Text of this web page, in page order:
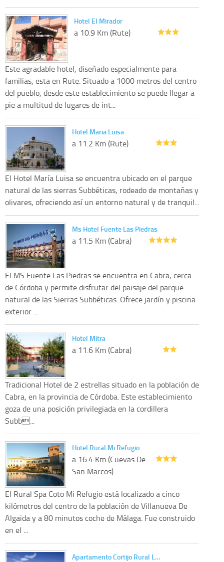
Hotel El Mirador
a 10.9 Km (Rute)
Este agradable hotel, diseñado especialmente para
familias, esta en Rute. Situado a 1000 metros del centro
del pueblo, desde este establecimiento se puede llegar a
pie a multitud de lugares de int...
Hotel Maria Luisa
a 11.2 Km (Rute)
El Hotel María Luisa se encuentra ubicado en el parque
natural de las sierras Subbéticas, rodeado de montañas y
olivares, ofreciendo así un entorno natural y de tranquil...
Ms Hotel Fuente Las Piedras
a 11.5 Km (Cabra)
El MS Fuente Las Piedras se encuentra en Cabra, cerca
de Córdoba y permite disfrutar del paisaje del parque
natural de las Sierras Subbéticas. Ofrece jardín y piscina
exterior ...
Hotel Mitra
a 11.6 Km (Cabra)
Tradicional Hotel de 2 estrellas situado en la población de
Cabra, en la provincia de Córdoba. Este establecimiento
goza de una posición privilegiada en la cordillera
Subb...
Hotel Rural Mi Refugio
a 16.4 Km (Cuevas De
San Marcos)
El Rural Spa Coto Mi Refugio está localizado a cinco
kilómetros del centro de la población de Villanueva De
Algaida y a 80 minutos coche de Málaga. Fue construido
en el ...
Apartamento Cortijo Rural L…